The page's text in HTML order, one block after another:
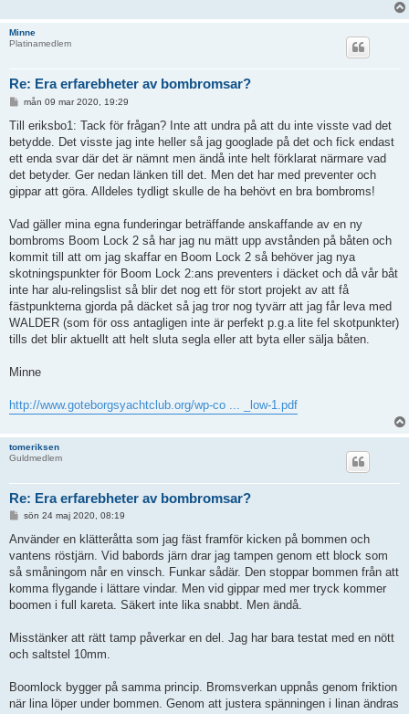
Minne
Platinamedlem
Re: Era erfarebheter av bombromsar?
l
g
g
mån 09 mar 2020, 19:29
Till eriksbo1: Tack för frågan? Inte att undra på att du inte visste vad det
betydde. Det visste jag inte heller så jag googlade på det och fick endast
ett enda svar där det är nämnt men ändå inte helt förklarat närmare vad
det betyder. Ger nedan länken till det. Men det har med preventer och
gippar att göra. Alldeles tydligt skulle de ha behövt en bra bombroms!
Vad gäller mina egna funderingar beträffande anskaffande av en ny
bombroms Boom Lock 2 så har jag nu mätt upp avstånden på båten och
kommit till att om jag skaffar en Boom Lock 2 så behöver jag nya
skotningspunkter för Boom Lock 2:ans preventers i däcket och då vår båt
inte har alu-relingslist så blir det nog ett för stort projekt av att få
fästpunkterna gjorda på däcket så jag tror nog tyvärr att jag får leva med
WALDER (som för oss antagligen inte är perfekt p.g.a lite fel skotpunkter)
tills det blir aktuellt att helt sluta segla eller att byta eller sälja båten.
Minne
http://www.goteborgsyachtclub.org/wp-co ... _low-1.pdf
tomeriksen
Guldmedlem
Re: Era erfarebheter av bombromsar?
l
g
g
sön 24 maj 2020, 08:19
Använder en klätteråtta som jag fäst framför kicken på bommen och
vantens röstjärn. Vid babords järn drar jag tampen genom ett block som
så småningom når en vinsch. Funkar sådär. Den stoppar bommen från att
komma flygande i lättare vindar. Men vid gippar med mer tryck kommer
boomen i full kareta. Säkert inte lika snabbt. Men ändå.
Misstänker att rätt tamp påverkar en del. Jag har bara testat med en nött
och saltstel 10mm.
Boomlock bygger på samma princip. Bromsverkan uppnås genom friktion
när lina löper under bommen. Genom att justera spänningen i linan ändras